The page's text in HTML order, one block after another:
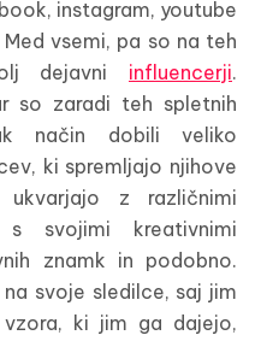
instagram, youtube
vsemi, pa so na teh
dejavni influencerji.
so zaradi teh spletnih
način dobili veliko
ki spremljajo njihove
ukvarjajo z različnimi
svojimi kreativnimi
znamk in podobno.
svoje sledilce, saj jim
ki jim ga dajejo,